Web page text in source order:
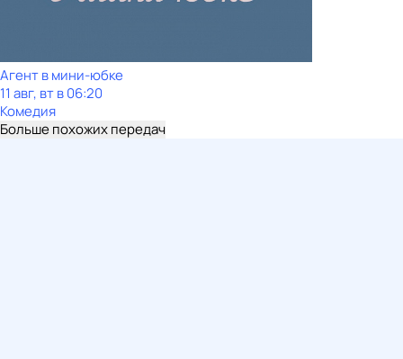
Агент в мини-юбке
11 авг, вт в 06:20
Комедия
Больше похожих передач